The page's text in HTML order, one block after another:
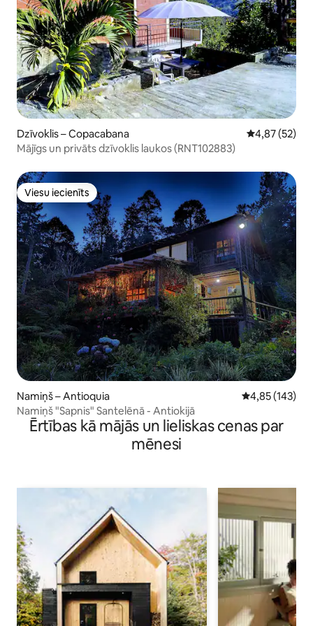
Dzīvoklis – Copacabana Vidējais
4,87 (52)
Mājīgs un privāts dzīvoklis laukos (RNT102883)
Viesu iecienīts
Viesu iecienīts
Namiņš – Antioquia Vidējais
4,85 (143)
Namiņš "Sapnis" Santelēnā - Antiokijā
Ērtības kā mājās un lieliskas cenas par
mēnesi